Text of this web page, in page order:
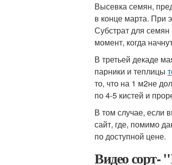
Высевка семян,
в конце марта. При
Субстрат для
момент, когда
В третьей декаде
парники и теплицы
то, что на 1 м2не
по 4-5 кистей и
В том случае, если
сайт, где, помимо
по доступной цене.
Видео